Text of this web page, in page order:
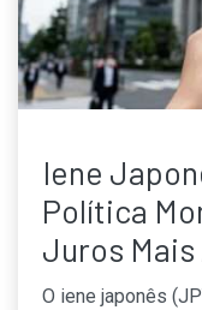
Iene
Política
Juros Mais
O iene japonês